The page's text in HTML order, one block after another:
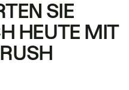
SIE
HEUTE MIT